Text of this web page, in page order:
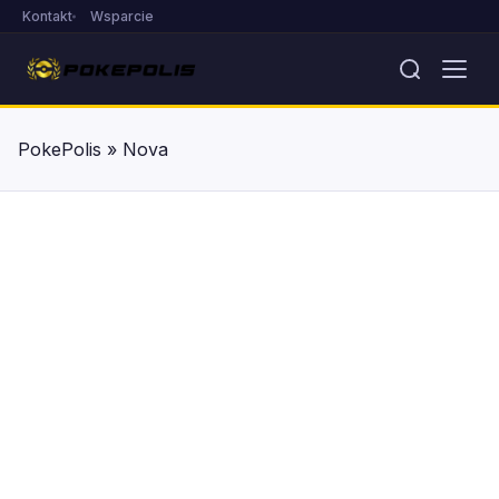
Kontakt Wsparcie
PokePolis » Nova